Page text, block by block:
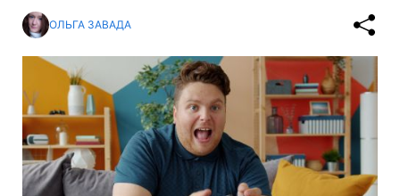
ОЛЬГА ЗАВАДА